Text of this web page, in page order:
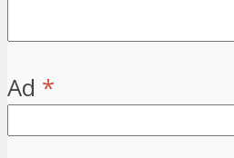
Ad *